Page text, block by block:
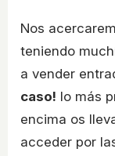
Nos
teniendo
a vender
caso! lo más
encima os
acceder por